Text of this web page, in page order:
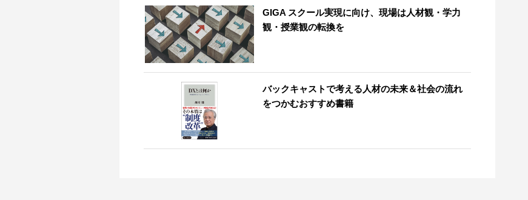
GIGA スクール実現に向け、現場は人材観・学力
観・授業観の転換を
バックキャストで考える人材の未来＆社会の流れ
をつかむおすすめ書籍